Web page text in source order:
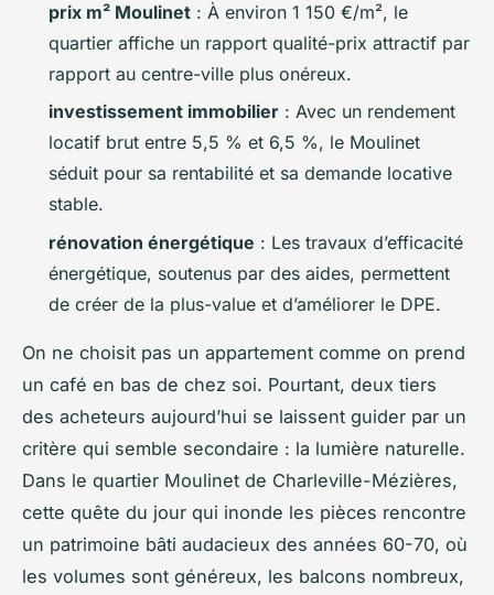
prix m² Moulinet : À environ 1 150 €/m², le
quartier affiche un rapport qualité-prix attractif par
rapport au centre-ville plus onéreux.
investissement immobilier : Avec un rendement
locatif brut entre 5,5 % et 6,5 %, le Moulinet
séduit pour sa rentabilité et sa demande locative
stable.
rénovation énergétique : Les travaux d’efficacité
énergétique, soutenus par des aides, permettent
de créer de la plus-value et d’améliorer le DPE.
On ne choisit pas un appartement comme on prend
un café en bas de chez soi. Pourtant, deux tiers
des acheteurs aujourd’hui se laissent guider par un
critère qui semble secondaire : la lumière naturelle.
Dans le quartier Moulinet de Charleville-Mézières,
cette quête du jour qui inonde les pièces rencontre
un patrimoine bâti audacieux des années 60-70, où
les volumes sont généreux, les balcons nombreux,